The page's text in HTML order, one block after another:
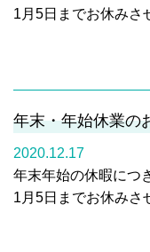
1月5日までお休みさ
年末・年始休業の
2020.12.17
年末年始の休暇につ
1月5日までお休みさ